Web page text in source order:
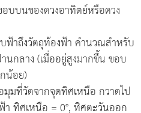
บบนของดวงอาทิตย์หรือดวง
าถึงวัตถุท้องฟ้า คำนวณสำหรับ
นกลาง (เมื่ออยู่สูงมากขึ้น ขอบ
น้อย)
มที่วัดจากจุดทิศเหนือ กวาดไป
ทิศเหนือ = 0°, ทิศตะวันออก